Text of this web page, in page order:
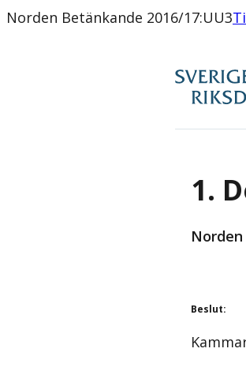
Norden Betänkande 2016/17:UU3
1.
Beslut: